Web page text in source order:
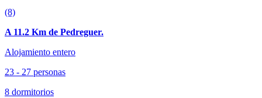
(8)
A 11.2 Km de Pedreguer.
Alojamiento entero
23 - 27 personas
8 dormitorios